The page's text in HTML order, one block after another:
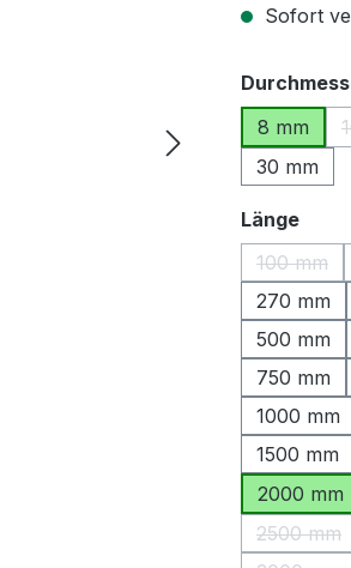
Sofort
8 mm
30 mm
Länge
100 mm
(Diese
270 mm
500 mm
750 mm
1000 mm
1500 mm
2000 mm
2500 mm